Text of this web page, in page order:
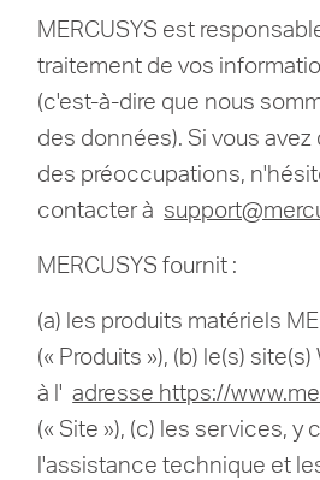
Français
MERCUSYS est
traitement de vos
(c'est-à-dire que nous
des données). Si vous
des préoccupations,
contacter à
MERCUSYS fournit :
(a) les produits matériels
(« Produits »), (b) le(s)
à l'adresse https://
(« Site »), (c) les services, y
l'assistance technique et